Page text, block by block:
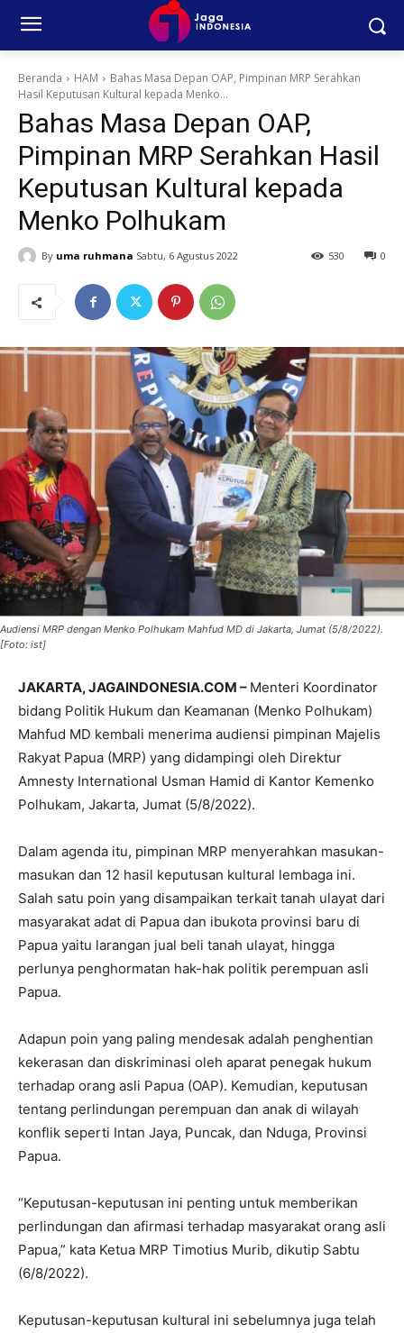
Beranda HAM
Bahas Masa Depan OAP, Pimpinan MRP Serahkan
Hasil Keputusan Kultural kepada Menko...
Bahas Masa Depan OAP,
Pimpinan MRP Serahkan Hasil
Keputusan Kultural kepada
Menko Polhukam
By uma ruhmana Sabtu, 6 Agustus 2022 0
530
Audiensi MRP dengan Menko Polhukam Mahfud MD di Jakarta, Jumat (5/8/2022).
[Foto: ist]
JAKARTA, JAGAINDONESIA.COM – Menteri Koordinator
bidang Politik Hukum dan Keamanan (Menko Polhukam)
Mahfud MD kembali menerima audiensi pimpinan Majelis
Rakyat Papua (MRP) yang didampingi oleh Direktur
Amnesty International Usman Hamid di Kantor Kemenko
Polhukam, Jakarta, Jumat (5/8/2022).
Dalam agenda itu, pimpinan MRP menyerahkan masukan-
masukan dan 12 hasil keputusan kultural lembaga ini.
Salah satu poin yang disampaikan terkait tanah ulayat dari
masyarakat adat di Papua dan ibukota provinsi baru di
Papua yaitu larangan jual beli tanah ulayat, hingga
perlunya penghormatan hak-hak politik perempuan asli
Papua.
Adapun poin yang paling mendesak adalah penghentian
kekerasan dan diskriminasi oleh aparat penegak hukum
terhadap orang asli Papua (OAP). Kemudian, keputusan
tentang perlindungan perempuan dan anak di wilayah
konflik seperti Intan Jaya, Puncak, dan Nduga, Provinsi
Papua.
“Keputusan-keputusan ini penting untuk memberikan
perlindungan dan afirmasi terhadap masyarakat orang asli
Papua,” kata Ketua MRP Timotius Murib, dikutip Sabtu
(6/8/2022).
Keputusan-keputusan kultural ini sebelumnya juga telah